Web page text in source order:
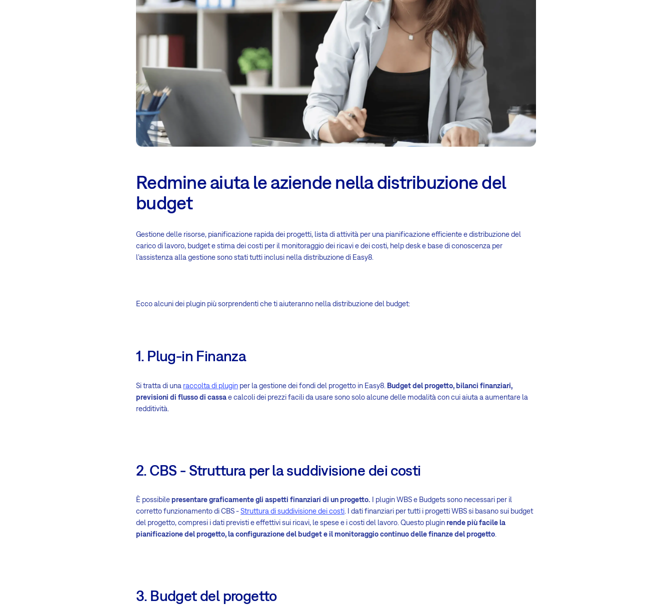
Redmine aiuta le aziende nella distribuzione del
budget
Gestione delle risorse, pianificazione rapida dei progetti, lista di attività per una pianificazione efficiente e distribuzione del
carico di lavoro, budget e stima dei costi per il monitoraggio dei ricavi e dei costi, help desk e base di conoscenza per
l'assistenza alla gestione sono stati tutti inclusi nella distribuzione di Easy8.
Ecco alcuni dei plugin più sorprendenti che ti aiuteranno nella distribuzione del budget:
1. Plug-in Finanza
Si tratta di una raccolta di plugin per la gestione dei fondi del progetto in Easy8. Budget del progetto, bilanci finanziari,
previsioni di flusso di cassae calcoli dei prezzi facili da usare sono solo alcune delle modalità con cui aiuta a aumentare la
redditività.
2. CBS - Struttura per la suddivisione dei costi
È possibilepresentare graficamente gli aspetti finanziari di un progetto. I plugin WBS e Budgets sono necessari per il
corretto funzionamento di CBS -Struttura di suddivisione dei costi. I dati finanziari per tutti i progetti WBS si basano sui budget
del progetto, compresi i dati previsti e effettivi sui ricavi, le spese e i costi del lavoro. Questo pluginrende più facile la
pianificazione del progetto, la configurazione del budget e il monitoraggio continuo delle finanze del progetto.
3. Budget del progetto